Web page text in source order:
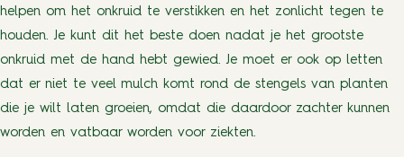
helpen om het onkruid te verstikken en het zonlicht tegen te
houden. Je kunt dit het beste doen nadat je het grootste
onkruid met de hand hebt gewied. Je moet er ook op letten
dat er niet te veel mulch komt rond de stengels van planten
die je wilt laten groeien, omdat die daardoor zachter kunnen
worden en vatbaar worden voor ziekten.